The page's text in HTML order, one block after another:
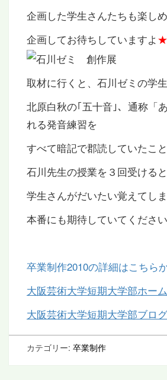
企画した学生さんたちも楽し
企画してお待ちしていますよ ★
取材に行くと、石川ゼミの学
北原白秋の｢五十音｣、通称「
れる発音練習を
すべて暗記で郡読していたこと
石川先生の授業を３回受けると
学生さんがだいたい覚えてしま
本番にも期待していてください
卒業制作2010の詳細はこちら
大阪芸術大学短期大学部ホー
大阪芸術大学短期大学部ブロ
カテゴリー: 卒業制作